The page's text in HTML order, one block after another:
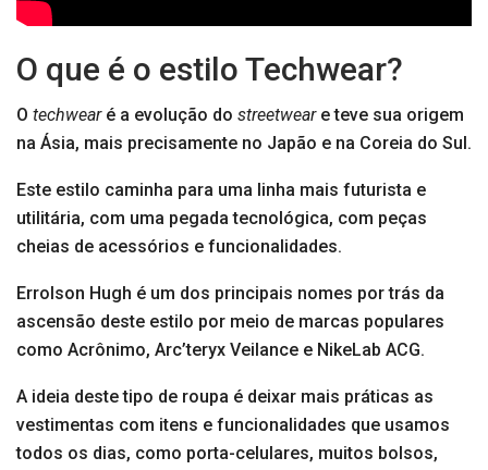
O que é o estilo Techwear?
O techwear é a evolução do streetwear e teve sua origem
na Ásia, mais precisamente no Japão e na Coreia do Sul.
Este estilo caminha para uma linha mais futurista e
utilitária, com uma pegada tecnológica, com peças
cheias de acessórios e funcionalidades.
Errolson Hugh é um dos principais nomes por trás da
ascensão deste estilo por meio de marcas populares
como Acrônimo, Arc’teryx Veilance e NikeLab ACG.
A ideia deste tipo de roupa é deixar mais práticas as
vestimentas com itens e funcionalidades que usamos
todos os dias, como porta-celulares, muitos bolsos,